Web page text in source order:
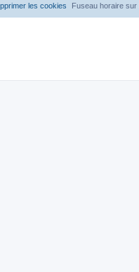
Fuseau horaire sur
les cookies